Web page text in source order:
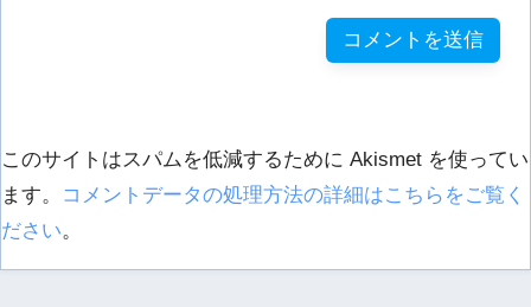
このサイトはスパムを低減するために Akismet を使ってい
ます。
コメントデータの処理方法の詳細はこちらをご覧く
ださい。